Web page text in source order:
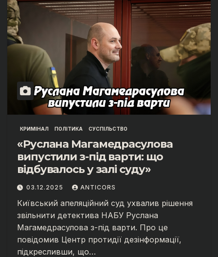
КРИМІНАЛ ПОЛІТИКА СУСПІЛЬСТВО
«Руслана Магамедрасулова
випустили з-під варти: що
відбувалось у залі суду»
03.12.2025 ANTICORS
Київський апеляційний суд ухвалив рішення
звільнити детектива НАБУ Руслана
Магамедрасулова з-під варти. Про це
повідомив Центр протидії дезінформації,
підкресливши, що…